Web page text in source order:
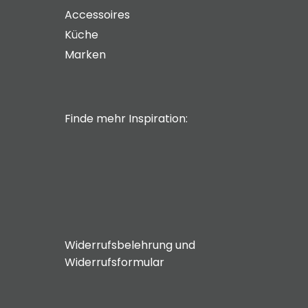
Accessoires
Küche
Marken
Finde mehr Inspiration:
Widerrufsbelehrung und
Widerrufsformular